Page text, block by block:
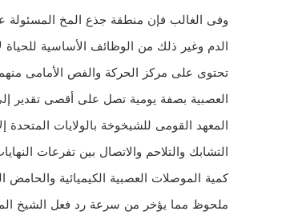
وفى الغالب فإن منطقة جذع المخ
الدم وغير ذلك من الوظائف الأساسية للحياة
تحتوى على مركز الحركة والفص الأمامى منهما
المعهد القومى للشيخوخة بالولايات
التشابك والتلاحم والاتصال بين تفرعات
كمية الموصلات العصبية الكيميائية
ملحوظ مما يؤخر من سرعة رد فعل الشيخ